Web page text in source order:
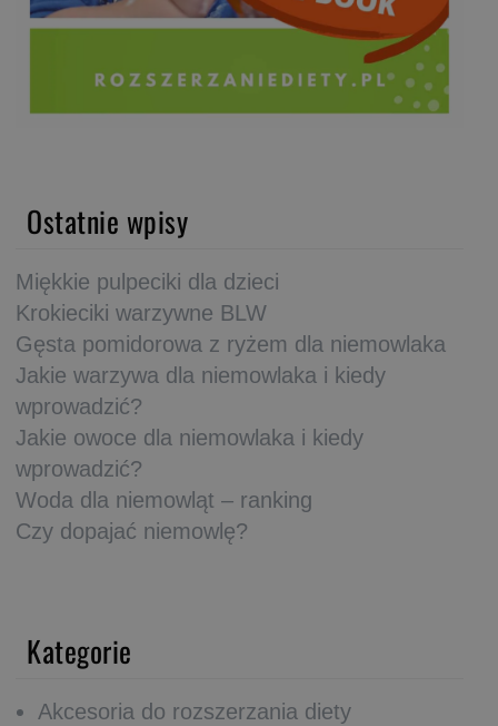
Ostatnie wpisy
Miękkie pulpeciki dla dzieci
Krokieciki warzywne BLW
Gęsta pomidorowa z ryżem dla niemowlaka
Jakie warzywa dla niemowlaka i kiedy
wprowadzić?
Jakie owoce dla niemowlaka i kiedy
wprowadzić?
Woda dla niemowląt – ranking
Czy dopajać niemowlę?
Kategorie
Akcesoria do rozszerzania diety